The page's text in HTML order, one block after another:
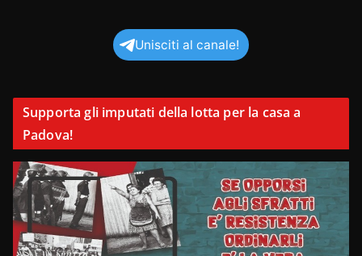
Unisciti al canale!
Supporta gli imputati della lotta per la casa a
Padova!